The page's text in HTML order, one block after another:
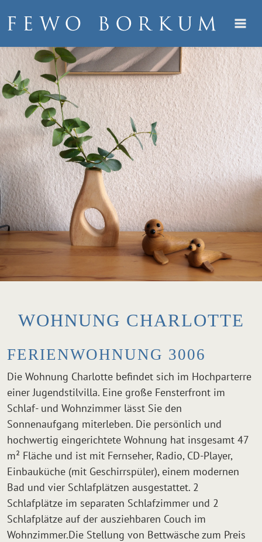
WOHNUNG CHARLOTTE
FERIENWOHNUNG 3006
Die Wohnung Charlotte befindet sich im Hochparterre
einer Jugendstilvilla. Eine große Fensterfront im
Schlaf- und Wohnzimmer lässt Sie den
Sonnenaufgang miterleben. Die persönlich und
hochwertig eingerichtete Wohnung hat insgesamt 47
m² Fläche und ist mit Fernseher, Radio, CD-Player,
Einbauküche (mit Geschirrspüler), einem modernen
Bad und vier Schlafplätzen ausgestattet. 2
Schlafplätze im separaten Schlafzimmer und 2
Schlafplätze auf der ausziehbaren Couch im
Wohnzimmer.Die Stellung von Bettwäsche zum Preis